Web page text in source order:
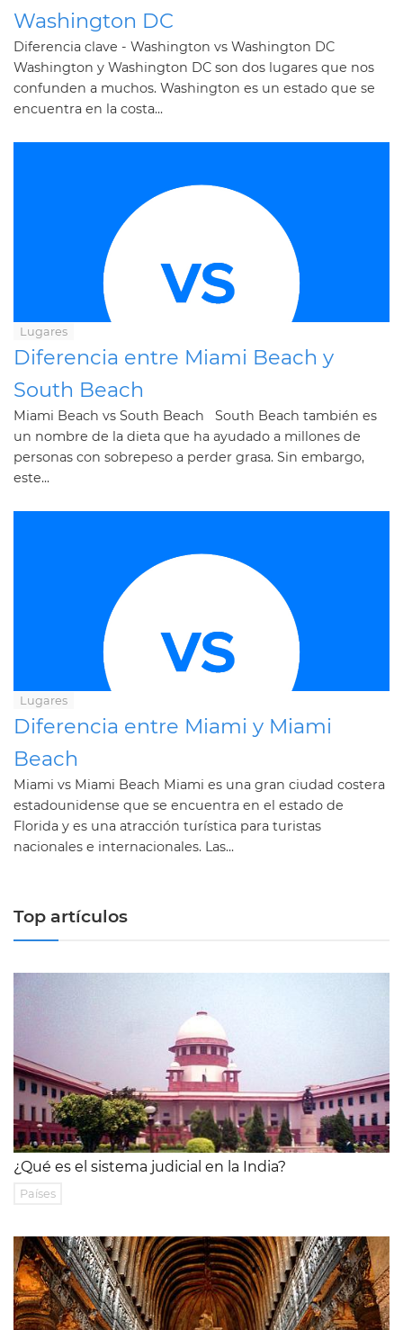
Washington DC
Diferencia clave - Washington vs Washington DC
Washington y Washington DC son dos lugares que nos
confunden a muchos. Washington es un estado que se
encuentra en la costa...
Lugares
Diferencia entre Miami Beach y
South Beach
Miami Beach vs South Beach South Beach también es
un nombre de la dieta que ha ayudado a millones de
personas con sobrepeso a perder grasa. Sin embargo,
este...
Lugares
Diferencia entre Miami y Miami
Beach
Miami vs Miami Beach Miami es una gran ciudad costera
estadounidense que se encuentra en el estado de
Florida y es una atracción turística para turistas
nacionales e internacionales. Las...
Top artículos
¿Qué es el sistema judicial en la India?
Países